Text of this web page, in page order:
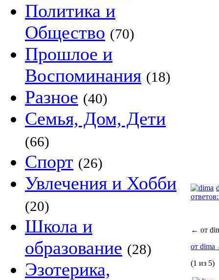
Политика и
Общество (70)
Прошлое и
Воспоминания (18)
Разное (40)
Семья, Дом, Дети
(66)
Спорт (26)
Увлечения и Хобби
(20)
Школа и
образование (28)
Эзотерика,
← от
от dima
(1 из 5)